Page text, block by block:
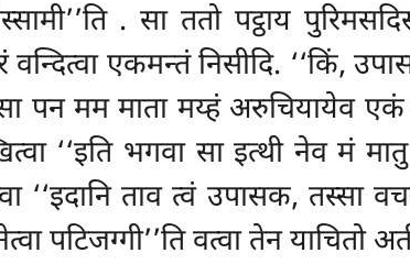
. सा ततो पट्ठाय
वन्दित्वा एकमन्तं निसीदि. ‘‘किं,
पन मम माता मय्हं अरुचियायेव
‘‘इति भगवा सा इत्थी नेव मं मातु
‘‘इदानि ताव त्वं उपासक, तस्सा
पटिजग्गी’’ति वत्वा तेन याचितो